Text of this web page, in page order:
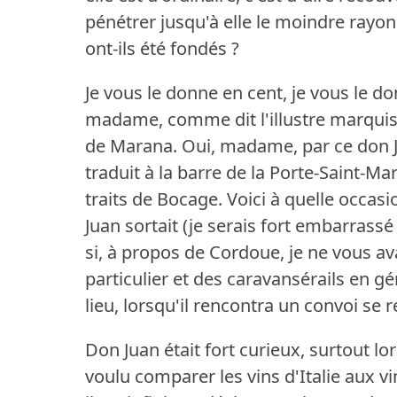
pénétrer jusqu'à elle le moindre
ont-ils été fondés ?
Je vous le donne en cent, je vous le
madame, comme dit l'illustre
de Marana. Oui, madame, par ce don
traduit à la barre de la Porte-Saint-
traits de Bocage. Voici à quelle
Juan sortait (je serais fort
si, à propos de Cordoue, je ne vous
particulier et des caravansérails en
lieu, lorsqu'il rencontra un convoi se
Don Juan était fort curieux, surtout
voulu comparer les vins d'Italie aux